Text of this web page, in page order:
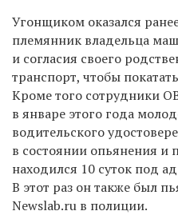
Угонщиком оказался
племянник владельца
и согласия своего
транспорт, чтобы
Кроме того сотрудники
в январе этого года
водительского
в состоянии опьянения и
находился 10 суток под
В этот раз он также был
Newslab.ru в полиции.